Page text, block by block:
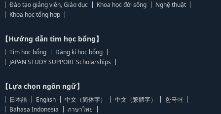
Đào tạo giảng viên, Giáo dục
Khoa học đời sống
Nghệ thuật
Khoa học tổng hợp
【Hướng dẫn tìm học bổng】
Tìm học bổng
Đăng kí học bổng
JAPAN STUDY SUPPORT Scholarships
【Lựa chọn ngôn ngữ】
日本語 English 中文（简体字） 中文（繁體字）
한국어
Bahasa Indonesia
ภาษาไทย